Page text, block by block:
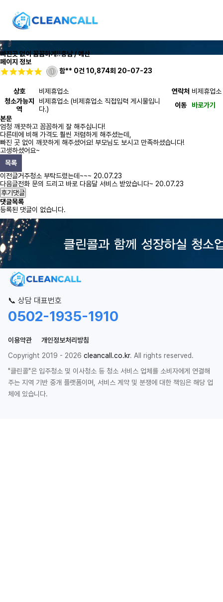
빠진곳 없이 꼼꼼하게!!충남 / 예산
페이지 정보
함** 0건 10,874회 20-07-23
상호 비제휴업소 연락처 비제휴업소
청소가능지
역
비제휴업소 (비제휴업소 직접입력 게시물입니
다.)
이동
바로가기
본문
엄청 깨끗하고 꼼꼼하게 잘 해주십니다!
다른데에 비해 가격도 훨씬 저렴하게 해주셨는데,
빠진 곳 없이 깨끗하게 해주셨어요! 부모님도 보시고 만족하셨습니다!
고생하셨어요~
목록
이전글거주청소 부탁드렸는데~~~ 20.07.23
다음글전화 문의 드리고 바로 다음달 서비스 받았습니다~ 20.07.23
후기댓글
댓글목록
등록된 댓글이 없습니다.
📞 상담 대표번호
0502-1935-1910
이용약관
개인정보처리방침
Copyright 2019 - 2026 cleancall.co.kr. All rights reserved.
"클린콜"은 입주청소 및 이사청소 등 청소 서비스 업체를 소비자에게 연결해
주는 지역 기반 중개 플랫폼이며, 서비스 계약 및 분쟁에 대한 책임은 해당 업
체에 있습니다.